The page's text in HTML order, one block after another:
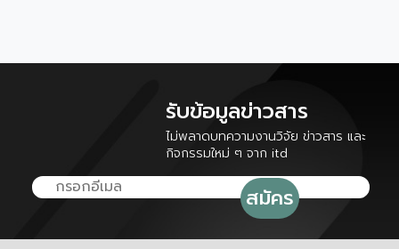
รับข้อมูลข่าวสาร
ไม่พลาดบทความงานวิจัย ข่าวสาร และ
กิจกรรมใหม่ ๆ จาก itd